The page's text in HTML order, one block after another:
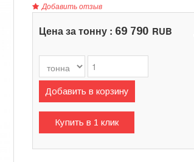
Добавить отзыв
Цена за тонну : 69 790 RUB
Добавить в корзину
Купить в 1 клик